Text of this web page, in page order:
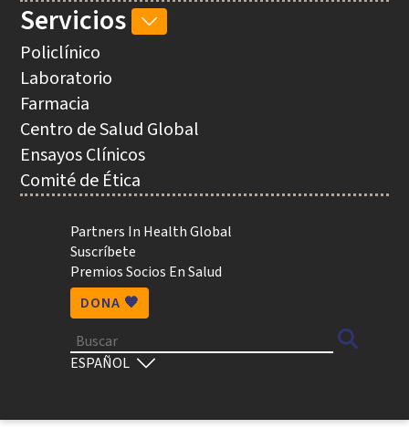
Utility
Partners In Health Global
Suscríbete
Premios Socios En Salud
DONA 🧡
Buscar
Select
Servicios
SERVICIOS
Policlínico
Laboratorio
Farmacia
Centro de Salud Global
Ensayos Clínicos
Comité de Ética